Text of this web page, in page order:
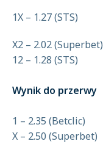
1X – 1.27 (STS)
X2 – 2.02 (Superbet)
12 – 1.28 (STS)
Wynik do przerwy
1 – 2.35 (Betclic)
X – 2.50 (Superbet)